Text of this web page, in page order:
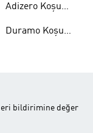
Adizero Koşu
Duramo Koşu
bildirimine değer